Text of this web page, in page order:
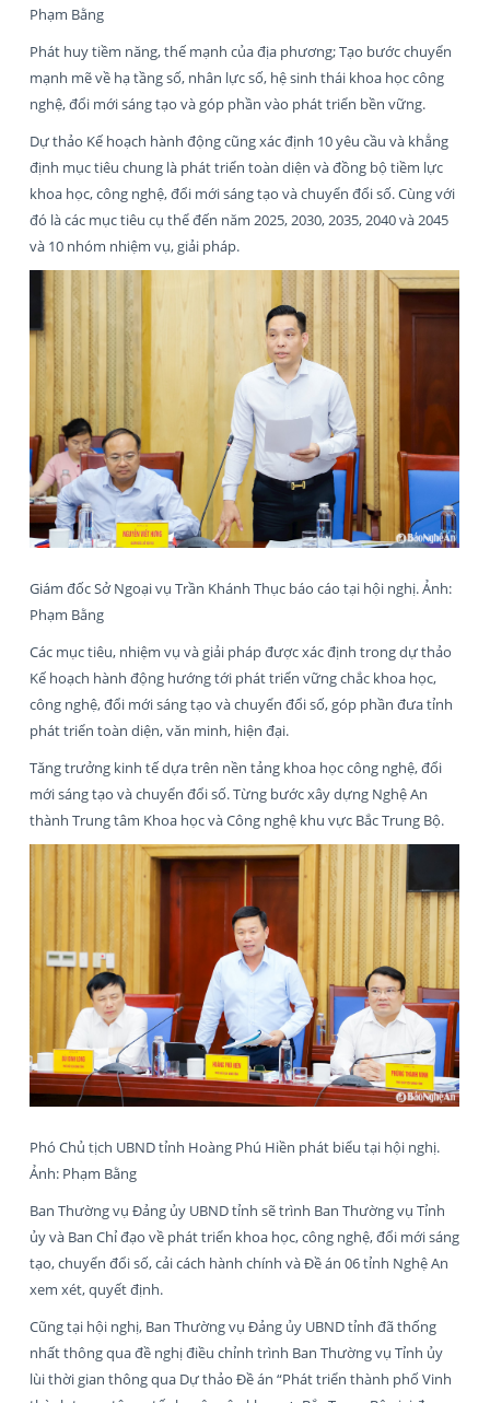
Phạm Bằng
Phát huy tiềm năng, thế mạnh của địa phương; Tạo bước chuyển
mạnh mẽ về hạ tầng số, nhân lực số, hệ sinh thái khoa học công
nghệ, đổi mới sáng tạo và góp phần vào phát triển bền vững.
Dự thảo Kế hoạch hành động cũng xác định 10 yêu cầu và khẳng
định mục tiêu chung là phát triển toàn diện và đồng bộ tiềm lực
khoa học, công nghệ, đổi mới sáng tạo và chuyển đổi số. Cùng với
đó là các mục tiêu cụ thể đến năm 2025, 2030, 2035, 2040 và 2045
và 10 nhóm nhiệm vụ, giải pháp.
Giám đốc Sở Ngoại vụ Trần Khánh Thục báo cáo tại hội nghị. Ảnh:
Phạm Bằng
Các mục tiêu, nhiệm vụ và giải pháp được xác định trong dự thảo
Kế hoạch hành động hướng tới phát triển vững chắc khoa học,
công nghệ, đổi mới sáng tạo và chuyển đổi số, góp phần đưa tỉnh
phát triển toàn diện, văn minh, hiện đại.
Tăng trưởng kinh tế dựa trên nền tảng khoa học công nghệ, đổi
mới sáng tạo và chuyển đổi số. Từng bước xây dựng Nghệ An
thành Trung tâm Khoa học và Công nghệ khu vực Bắc Trung Bộ.
Phó Chủ tịch UBND tỉnh Hoàng Phú Hiền phát biểu tại hội nghị.
Ảnh: Phạm Bằng
Ban Thường vụ Đảng ủy UBND tỉnh sẽ trình Ban Thường vụ Tỉnh
ủy và Ban Chỉ đạo về phát triển khoa học, công nghệ, đổi mới sáng
tạo, chuyển đổi số, cải cách hành chính và Đề án 06 tỉnh Nghệ An
xem xét, quyết định.
Cũng tại hội nghị, Ban Thường vụ Đảng ủy UBND tỉnh đã thống
nhất thông qua đề nghị điều chỉnh trình Ban Thường vụ Tỉnh ủy
lùi thời gian thông qua Dự thảo Đề án “Phát triển thành phố Vinh